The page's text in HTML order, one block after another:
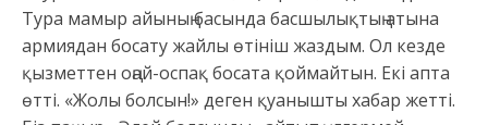
Тура мамыр айының басында басшылықтың атына
армиядан босату жайлы өтініш жаздым. Ол кезде
қызметтен оңай-оспақ босата қоймайтын. Екі апта
өтті. «Жолы болсын!» деген қуанышты хабар жетті.